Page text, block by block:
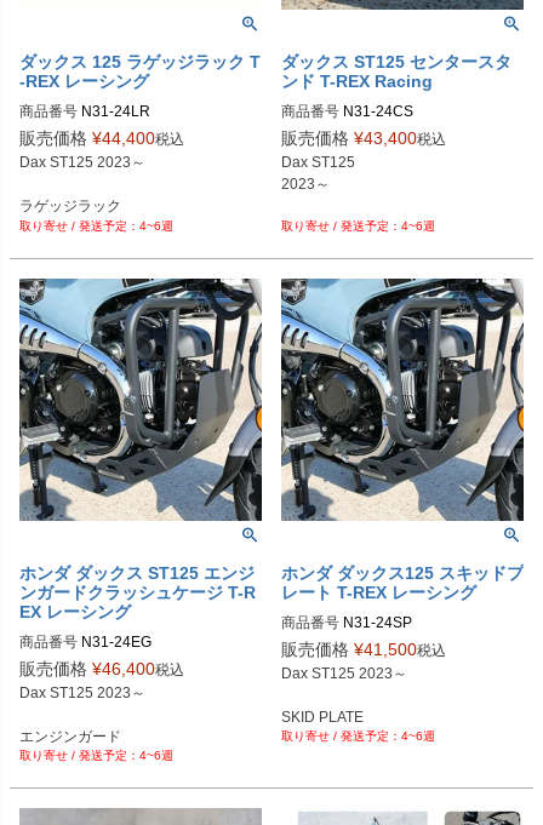
ダックス 125 ラゲッジラック T
-REX レーシング
商品番号 N31-24LR
販売価格 ¥44,400税込
Dax ST125 2023～
ラゲッジラック
ロングツーリングや 4~6週
ダックス ST125 センタースタ
ンド T-REX Racing
商品番号 N31-24CS
販売価格 ¥43,400税込
Dax ST125
2023～
4~6週
ホンダ ダックス ST125 エンジ
ンガードクラッシュケージ T-R
EX レーシング
商品番号 N31-24EG
販売価格 ¥46,400税込
Dax ST125 2023～
エンジンガード
クラッシュケージ 4~6週
ホンダ ダックス125 スキッドプ
レート T-REX レーシング
商品番号 N31-24SP
販売価格 ¥41,500税込
Dax ST125 2023～
SKID PLATE
スキッドプレート 4~6週